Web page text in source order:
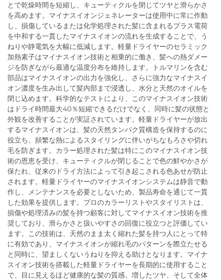
とで乾燥時間を短縮し、キューティクルを閉じてツヤと滑らかさ
を高めます。マイナスイオンジェネレーターは使用中に常に作動
し、損傷しているまたは化学処理された髪に含まれるプラス電荷
を中和する一貫したマイナスイオンの流れを生成することで、う
ねりや静電気を大幅に低減します。軽量ドライヤーのセラミック
加熱素子はマイナスイオン技術と相乗的に働き、髪への熱ダメー
ジを防ぎながら最適な温度分布を維持します。トルマリンを含む
部品はマイナスイオンの出力を強化し、さらに強力なマイナスイ
オン濃度を生み出して髪内部まで浸透し、水分と天然のオイルを
閉じ込めます。科学的なテストにより、このマイナスイオン技術
はドライ時間最大40％短縮できるだけでなく、同時に髪の状態と
外観を改善することが実証されています。軽量ドライヤーが放出
するマイナスイオンは、髪の天然タンパク質構造を保持するのに
役立ち、頻繁な熱によるスタイリングに伴いがちなもろさや切れ
毛を防ぎます。カラー処理された髪は特にこのマイナスイオン技
術の恩恵を受け、キューティクルが閉じることで色の鮮やかさが
保たれ、従来のドライ方法によって引き起こされる色あせが防止
されます。軽量ドライヤーのマイナスイオンシステムは静音で動
作し、メンテナンスを必要としないため、製品寿命を通じて一貫
した効果を提供します。プロのカラーリストやスタイリストは、
損傷や処理済みの髪を持つ顧客に対してマイナスイオン技術を推
奨しており、滑らかさと扱いやすさの回復に役立つと評価してい
ます。この技術は、天然のまま太く縮れた髪を持つ人にとって特
に有効であり、マイナスイオンが縮れ毛のパターンを際立たせる
と同時に、望ましくないうねりを抑える助けとなります。マイナ
スイオン技術を搭載した軽量ドライヤーを長期的に使用すること
で、目に見えるほど健康的な髪の質感、増したツヤ、そして全体